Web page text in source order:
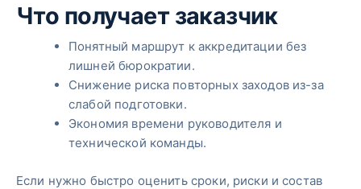
Что получает заказчик
Понятный маршрут к аккредитации без
лишней бюрократии.
Снижение риска повторных заходов из-за
слабой подготовки.
Экономия времени руководителя и
технической команды.
Если нужно быстро оценить сроки, риски и состав